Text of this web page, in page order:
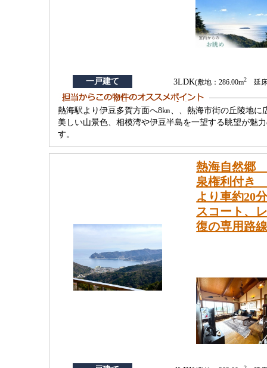
一戸建て 3LDK(敷地：286.00m2 延床
熱海駅より伊豆多賀方面へ8㎞、、熱海市街の丘陵地
美しい山景色、相模湾や伊豆半島を一望する眺望が魅
す。
熱海自然郷
泉権利付き
より車約20
スコート、
復の専用路